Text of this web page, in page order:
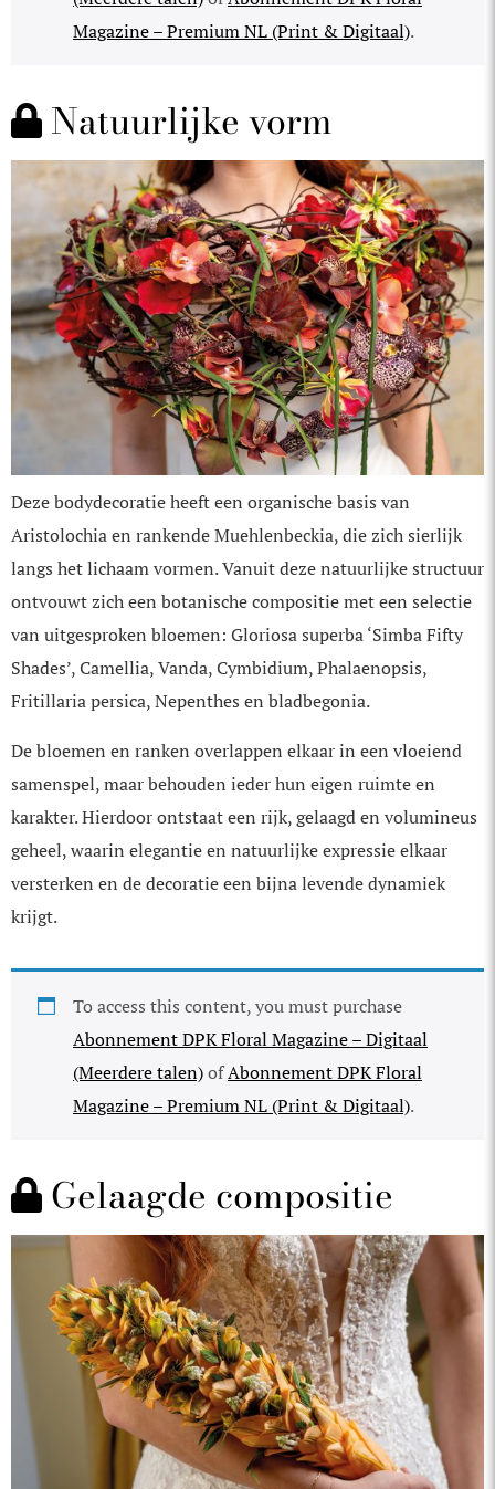
Magazine – Premium NL (Print & Digitaal).
Natuurlijke vorm
Deze bodydecoratie heeft een organische basis van
Aristolochia en rankende Muehlenbeckia, die zich sierlijk
langs het lichaam vormen. Vanuit deze natuurlijke structuur
ontvouwt zich een botanische compositie met een selectie
van uitgesproken bloemen: Gloriosa superba ‘Simba Fifty
Shades’, Camellia, Vanda, Cymbidium, Phalaenopsis,
Fritillaria persica, Nepenthes en bladbegonia.
De bloemen en ranken overlappen elkaar in een vloeiend
samenspel, maar behouden ieder hun eigen ruimte en
karakter. Hierdoor ontstaat een rijk, gelaagd en volumineus
geheel, waarin elegantie en natuurlijke expressie elkaar
versterken en de decoratie een bijna levende dynamiek
krijgt.
To access this content, you must purchase
Abonnement DPK Floral Magazine – Digitaal
(Meerdere talen)ofAbonnement DPK Floral
Magazine – Premium NL (Print & Digitaal).
Gelaagde compositie